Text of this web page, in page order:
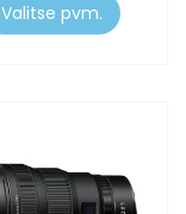
Valitse pvm.